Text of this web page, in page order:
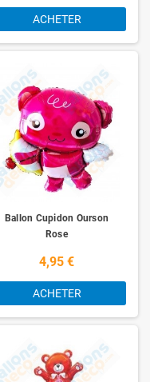
ACHETER
Ballon Cupidon Ourson
Rose
4,95 €
ACHETER